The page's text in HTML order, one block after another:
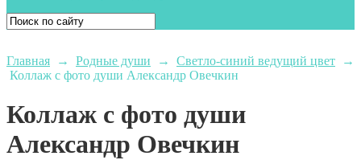
Главная → Родные души → Светло-синий ведущий цвет →
Коллаж с фото души Александр Овечкин
Коллаж с фото души
Александр Овечкин